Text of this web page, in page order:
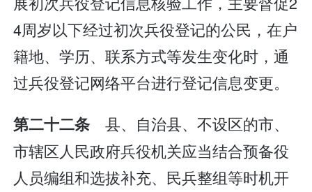
4周岁以下经过初次兵役登记的公民，在户
籍地、学历、联系方式等发生变化时，通
过兵役登记网络平台进行登记信息变更。
第二十二条 县、自治县、不设区的市、
市辖区人民政府兵役机关应当结合预备役
人员编组和选拔补充、民兵整组等时机开